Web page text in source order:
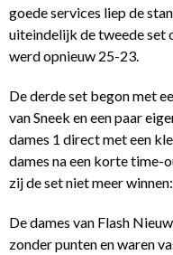
goede services liep de
uiteindelijk de tweede set
werd opnieuw 25-23.
De derde set begon met
van Sneek en een paar
dames 1 direct met een
dames na een korte time-
zij de set niet meer
De dames van Flash
zonder punten en waren